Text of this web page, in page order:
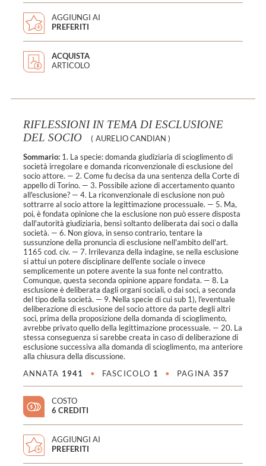
AGGIUNGI AI
PREFERITI
ACQUISTA
ARTICOLO
RIFLESSIONI IN TEMA DI ESCLUSIONE
DEL SOCIO
( AURELIO CANDIAN )
Sommario:1. La specie: domanda giudiziaria di scioglimento di
società irregolare e domanda riconvenzionale di esclusione del
socio attore. — 2. Come fu decisa da una sentenza della Corte di
appello di Torino. — 3. Possibile azione di accertamento quanto
all'esclusione? — 4. La riconvenzionale di esclusione non può
sottrarre al socio attore la legittimazione processuale. — 5. Ma,
poi, è fondata opinione che la esclusione non può essere disposta
dall'autorità giudiziaria, bensì soltanto deliberata dai soci o dalla
società. — 6. Non giova, in senso contrario, tentare la
sussunzione della pronuncia di esclusione nell'ambito dell'art.
1165 cod. civ. — 7. Irrilevanza della indagine, se nella esclusione
si attui un potere disciplinare dell'ente sociale o invece
semplicemente un potere avente la sua fonte nel contratto.
Comunque, questa seconda opinione appare fondata. — 8. La
esclusione è deliberata dagli organi sociali, o dai soci, a seconda
del tipo della società. — 9. Nella specie di cui sub 1), l'eventuale
deliberazione di esclusione del socio attore da parte degli altri
soci, prima della proposizione della domanda di scioglimento,
avrebbe privato quello della legittimazione processuale. — 20. La
stessa conseguenza si sarebbe creata in caso di deliberazione di
esclusione successiva alla domanda di scioglimento, ma anteriore
alla chiusura della discussione.
ANNATA 1941 • FASCICOLO 1 • PAGINA 357
COSTO
6 CREDITI
AGGIUNGI AI
PREFERITI